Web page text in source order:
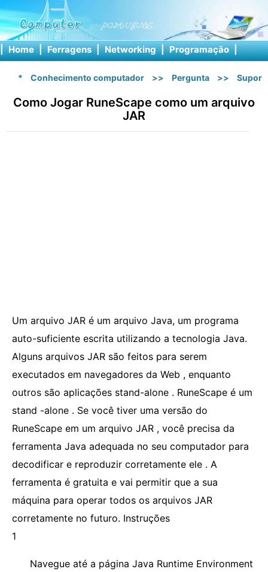
| Home | Ferragens | Networking | Programação |
* Conhecimento computador >> Pergunta >>
Como Jogar RuneScape como um arquivo
JAR
Um arquivo JAR é um arquivo Java, um programa
auto-suficiente escrita utilizando a tecnologia Java.
Alguns arquivos JAR são feitos para serem
executados em navegadores da Web , enquanto
outros são aplicações stand-alone . RuneScape é um
stand -alone . Se você tiver uma versão do
RuneScape em um arquivo JAR , você precisa da
ferramenta Java adequada no seu computador para
decodificar e reproduzir corretamente ele . A
ferramenta é gratuita e vai permitir que a sua
máquina para operar todos os arquivos JAR
corretamente no futuro. Instruções
1
Navegue até a página Java Runtime Environment